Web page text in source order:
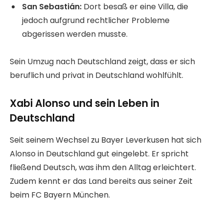
San Sebastián: Dort besaß er eine Villa, die
jedoch aufgrund rechtlicher Probleme
abgerissen werden musste.
Sein Umzug nach Deutschland zeigt, dass er sich
beruflich und privat in Deutschland wohlfühlt.
Xabi Alonso und sein Leben in
Deutschland
Seit seinem Wechsel zu Bayer Leverkusen hat sich
Alonso in Deutschland gut eingelebt. Er spricht
fließend Deutsch, was ihm den Alltag erleichtert.
Zudem kennt er das Land bereits aus seiner Zeit
beim FC Bayern München.